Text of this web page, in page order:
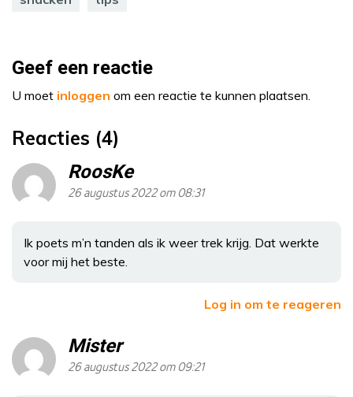
Geef een reactie
U moet inloggen om een reactie te kunnen plaatsen.
Reacties (4)
RoosKe
26 augustus 2022 om 08:31
Ik poets m’n tanden als ik weer trek krijg. Dat werkte
voor mij het beste.
Log in om te reageren
Mister
26 augustus 2022 om 09:21